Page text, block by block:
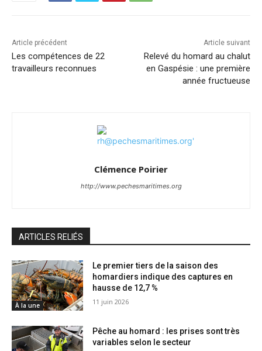
Article précédent
Les compétences de 22
travailleurs reconnues
Article suivant
Relevé du homard au chalut
en Gaspésie : une première
année fructueuse
Clémence Poirier
http://www.pechesmaritimes.org
ARTICLES RELIÉS
À la une
Le premier tiers de la saison des
homardiers indique des captures en
hausse de 12,7 %
11 juin 2026
Pêche au homard : les prises sont très
variables selon le secteur